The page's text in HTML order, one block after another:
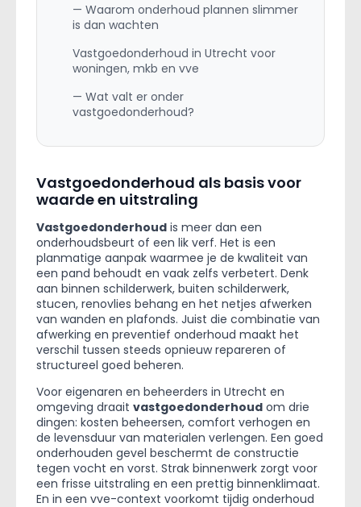
— Waarom onderhoud plannen slimmer
is dan wachten
Vastgoedonderhoud in Utrecht voor
woningen, mkb en vve
— Wat valt er onder
vastgoedonderhoud?
Vastgoedonderhoud als basis voor
waarde en uitstraling
Vastgoedonderhoud is meer dan een
onderhoudsbeurt of een lik verf. Het is een
planmatige aanpak waarmee je de kwaliteit van
een pand behoudt en vaak zelfs verbetert. Denk
aan binnen schilderwerk, buiten schilderwerk,
stucen, renovlies behang en het netjes afwerken
van wanden en plafonds. Juist die combinatie van
afwerking en preventief onderhoud maakt het
verschil tussen steeds opnieuw repareren of
structureel goed beheren.
Voor eigenaren en beheerders in Utrecht en
omgeving draait vastgoedonderhoud om drie
dingen: kosten beheersen, comfort verhogen en
de levensduur van materialen verlengen. Een goed
onderhouden gevel beschermt de constructie
tegen vocht en vorst. Strak binnenwerk zorgt voor
een frisse uitstraling en een prettig binnenklimaat.
En in een vve-context voorkomt tijdig onderhoud